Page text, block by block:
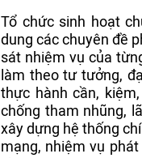
Tổ chức sinh hoạt
dung các chuyên đề
sát nhiệm vụ của
làm theo tư tưởng,
thực hành cần,
chống tham nhũng,
xây dựng hệ thống
mạng, nhiệm vụ